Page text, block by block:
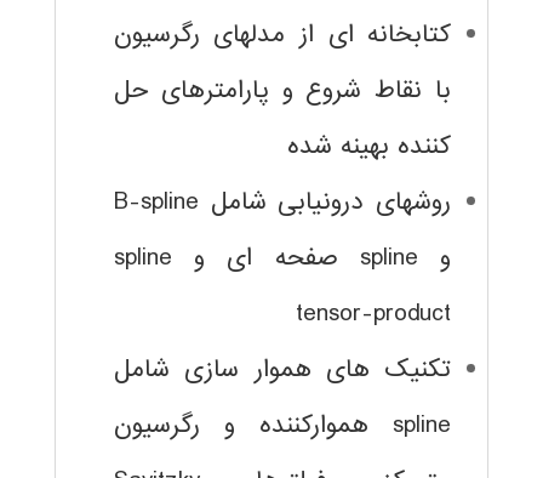
کتابخانه ای از مدلهای رگرسیون
با نقاط شروع و پارامترهای حل
کننده بهینه شده
روشهای درونیابی شامل B-spline
و spline صفحه ای و spline
tensor-product
تکنیک های هموار سازی شامل
spline هموارکننده و رگرسیون